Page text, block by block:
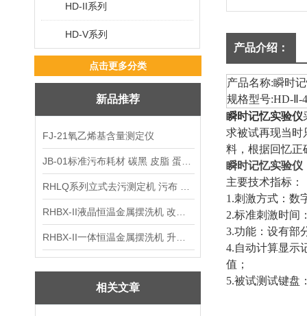
HD-II系列
HD-V系列
点击更多分类
新品推荐
FJ-21氧乙烯基含量测定仪
相关文章
产品介绍：
产品名称:瞬时
规格型号:HD- -
瞬时记忆实验仪
求被试再现当时
料，根据回忆正
瞬时记忆实验仪
主要技术指标：
1.刺激方式：数
2.标准刺激时间
3.功能：设有部
4.自动计算显示
值；
5.被试测试键盘